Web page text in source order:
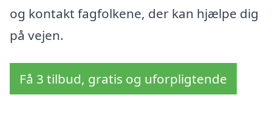
og kontakt fagfolkene, der kan hjælpe dig
på vejen.
Få 3 tilbud, gratis og uforpligtende